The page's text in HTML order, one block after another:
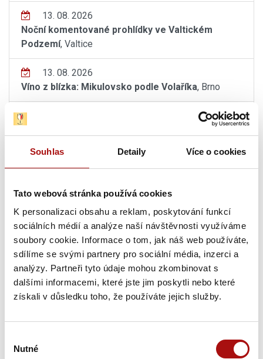
Souhlas Detaily Více o cookies
Tato webová stránka používá cookies
K personalizaci obsahu a reklam, poskytování funkcí
sociálních médií a analýze naší návštěvnosti využíváme
soubory cookie. Informace o tom, jak náš web používáte,
sdílíme se svými partnery pro sociální média, inzerci a
analýzy. Partneři tyto údaje mohou zkombinovat s
dalšími informacemi, které jste jim poskytli nebo které
získali v důsledku toho, že používáte jejich služby.
souhlasu
Nutné
13. 08. 2026
Noční komentované prohlídky ve Valtickém
Podzemí, Valtice
13. 08. 2026
Víno z blízka: Mikulovsko podle Volaříka, Brno
, Hustopeče
13. 08. - 14. 08. 2026
Sommelier junior – praktická část, Valtice
Pátek, 14. 08. 2026
13. 08. - 14. 08. 2026
Sommelier junior – praktická část, Valtice
Hudba na vinicích: Olympic – Vinařství Sonberk,
Popice